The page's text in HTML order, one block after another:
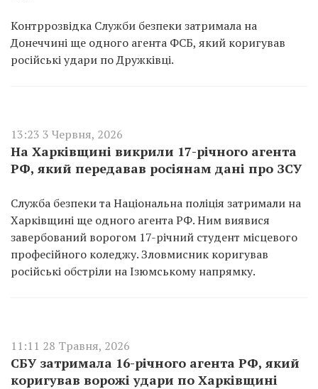
Контррозвідка Служби безпеки затримала на
Донеччині ще одного агента ФСБ, який коригував
російські удари по Дружківці.
13:23 3 Червня, 2026
На Харківщині викрили 17-річного агента
РФ, який передавав росіянам дані про ЗСУ
Служба безпеки та Національна поліція затримали на
Харківщині ще одного агента РФ. Ним виявися
завербований ворогом 17-річний студент місцевого
професійного коледжу. Зловмисник коригував
російські обстріли на Ізюмському напрямку.
11:11 28 Травня, 2026
СБУ затримала 16-річного агента РФ, який
коригував ворожі удари по Харківщині